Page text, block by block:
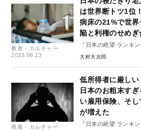
教養・カルチャー
2023.08.23
は世界断トツ1位
病床の21%で世
陥と利権のせめぎ
『日本の絶望 ランキ
大村大次郎
教養・カルチャー
低所得者に厳し
日本のお粗末す
い雇用保険、そ
が増えた
『日本の絶望 ランキ